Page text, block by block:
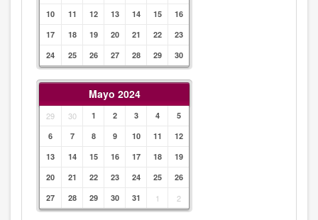
10
11 12 13 14 15
16
17
18 19 20 21 22
23
24
25 26 27 28 29 30
Mayo 2024
29 30 1 2 3 4
5
6
7 8 9 10 11
12
13
14 15 16 17 18
19
20
21 22 23 24 25
26
27
28 29 30 31 1 2